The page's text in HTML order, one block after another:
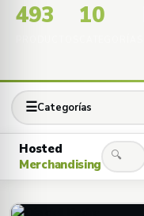
493 10
☰Categorías
Hosted
Merchandising
🔍